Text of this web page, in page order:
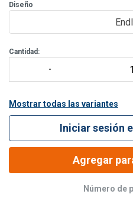
Diseño
Cantidad:
Mostrar todas las variantes
Iniciar sesión
Agregar
Número de